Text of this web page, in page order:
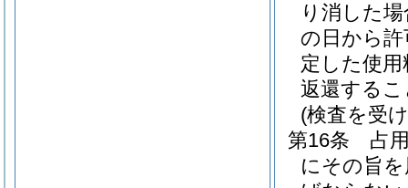
り消した
の日から
定した使
返還する
(検査を受
第16条
占
にその旨